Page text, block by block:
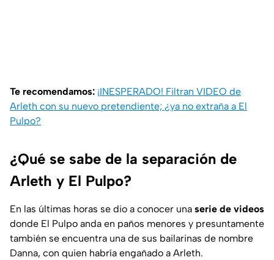
Te recomendamos: ¡INESPERADO! Filtran VIDEO de
Arleth con su nuevo pretendiente; ¿ya no extraña a El
Pulpo?
¿Qué se sabe de la separación de
Arleth y El Pulpo?
En las últimas horas se dio a conocer una serie de videos
donde El Pulpo anda en paños menores y presuntamente
también se encuentra una de sus bailarinas de nombre
Danna, con quien habría engañado a Arleth.